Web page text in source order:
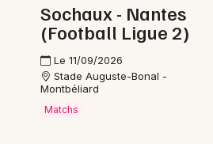
Je m'abonne
Sochaux - Nantes
(Football Ligue 2)
Le 11/09/2026
Stade Auguste-Bonal -
Montbéliard
Matchs